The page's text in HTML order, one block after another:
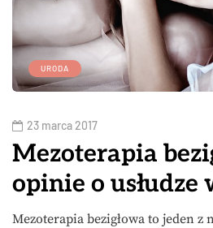
URODA
23 marca 2017
Mezoterapia
opinie o usłudze
Mezoterapia bezigłowa to jeden